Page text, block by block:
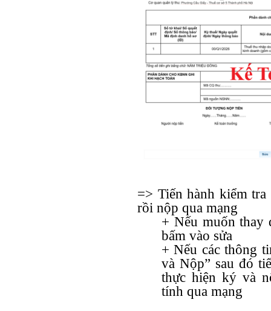
=> Tiến hành kiểm
rồi nộp qua mạng
+ Nếu muốn
bấm vào sửa
+ Nếu các thông
và Nộp” sau đó
thực hiện ký và
tính qua mạng